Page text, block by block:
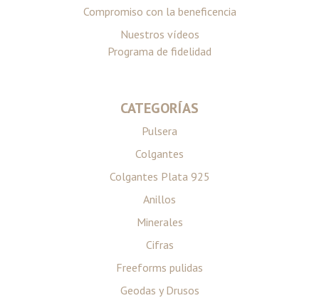
Compromiso con la beneficencia
Nuestros vídeos
Programa de fidelidad
CATEGORÍAS
Pulsera
Colgantes
Colgantes Plata 925
Anillos
Minerales
Cifras
Freeforms pulidas
Geodas y Drusos